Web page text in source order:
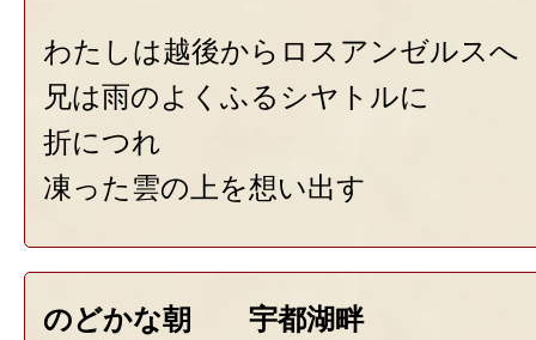
わたしは越後からロスアンゼルスへ
兄は雨のよくふるシヤトルに
折につれ
凍った雲の上を想い出す
のどかな朝 宇都湖畔